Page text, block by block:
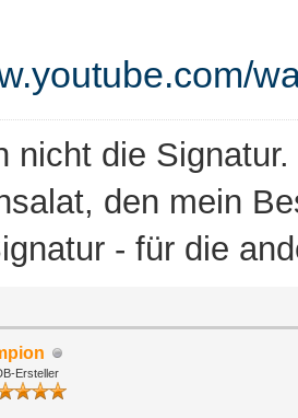
nicht die
den mein
- für die
Ersteller